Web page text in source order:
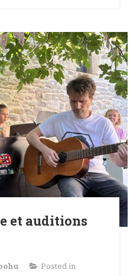
et auditions
Posted in